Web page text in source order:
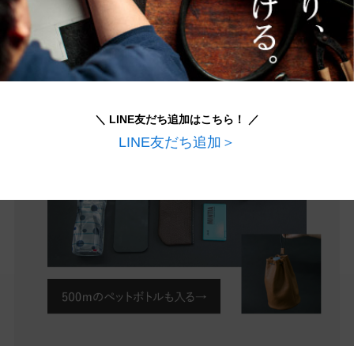
＼ LINE友だち追加はこちら！ ／
LINE友だち追加＞